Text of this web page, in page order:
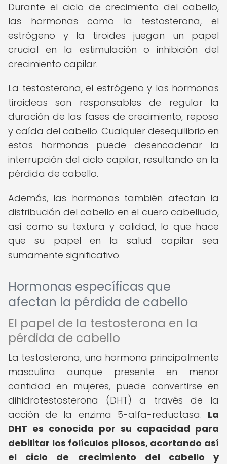
Durante el ciclo de crecimiento del cabello,
las hormonas como la testosterona, el
estrógeno y la tiroides juegan un papel
crucial en la estimulación o inhibición del
crecimiento capilar.
La testosterona, el estrógeno y las hormonas
tiroideas son responsables de regular la
duración de las fases de crecimiento, reposo
y caída del cabello. Cualquier desequilibrio en
estas hormonas puede desencadenar la
interrupción del ciclo capilar, resultando en la
pérdida de cabello.
Además, las hormonas también afectan la
distribución del cabello en el cuero cabelludo,
así como su textura y calidad, lo que hace
que su papel en la salud capilar sea
sumamente significativo.
Hormonas específicas que
afectan la pérdida de cabello
El papel de la testosterona en la
pérdida de cabello
La testosterona, una hormona principalmente
masculina aunque presente en menor
cantidad en mujeres, puede convertirse en
dihidrotestosterona (DHT) a través de la
acción de la enzima 5-alfa-reductasa. La
DHT es conocida por su capacidad para
debilitar los folículos pilosos, acortando así
el ciclo de crecimiento del cabello y